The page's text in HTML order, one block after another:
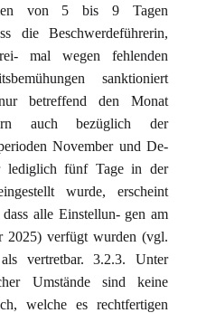
von 5 bis 9 Tagen
die Beschwerdeführerin,
mal wegen fehlenden
sanktioniert
betreffend den Monat
auch bezüglich der
November und De-
lediglich fünf Tage in der
wurde, erscheint
alle Einstellun- gen am
2025) verfügt wurden (vgl.
vertretbar. 3.2.3. Unter
Umstände sind keine
welche es rechtfertigen